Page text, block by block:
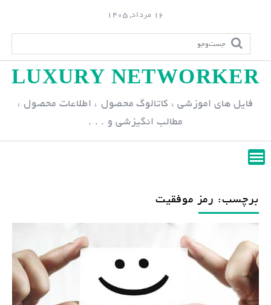
p
n
16 مرداد, 1405
LUXURY NETWORKER
فایل های اموزشی ، کاتالوگ محصول ، اطلاعات محصول ،
مطالب انگیزشی و . . .
برچسب: رمز موفقیت